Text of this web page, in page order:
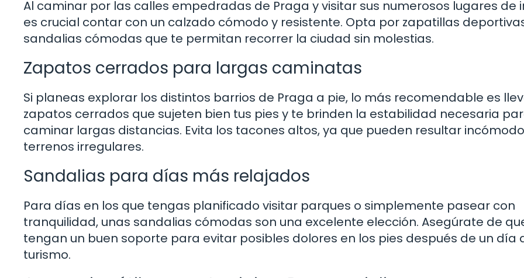
Al caminar por las calles empedradas de Praga y visitar sus numerosos lugares de
es crucial contar con un calzado cómodo y resistente. Opta por zapatillas
sandalias cómodas que te permitan recorrer la ciudad sin molestias.
Zapatos cerrados para largas caminatas
Si planeas explorar los distintos barrios de Praga a pie, lo más recomendable es
zapatos cerrados que sujeten bien tus pies y te brinden la estabilidad necesaria
caminar largas distancias. Evita los tacones altos, ya que pueden resultar
terrenos irregulares.
Sandalias para días más relajados
Para días en los que tengas planificado visitar parques o simplemente pasear con
tranquilidad, unas sandalias cómodas son una excelente elección. Asegúrate de
tengan un buen soporte para evitar posibles dolores en los pies después de un día
turismo.